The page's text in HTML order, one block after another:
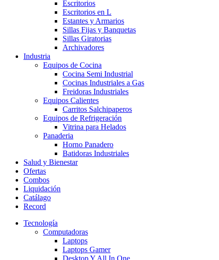
Escritorios
Escritorios en L
Estantes y Armarios
Sillas Fijas y Banquetas
Sillas Giratorias
Archivadores
Industria
Equipos de Cocina
Cocina Semi Industrial
Cocinas Industriales a Gas
Freidoras Industriales
Equipos Calientes
Carritos Salchipaperos
Equipos de Refrigeración
Vitrina para Helados
Panaderia
Horno Panadero
Batidoras Industriales
Salud y Bienestar
Ofertas
Combos
Liquidación
Catálago
Record
Tecnología
Computadoras
Laptops
Laptops Gamer